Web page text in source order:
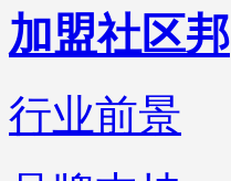
加盟社区邦
行业前景